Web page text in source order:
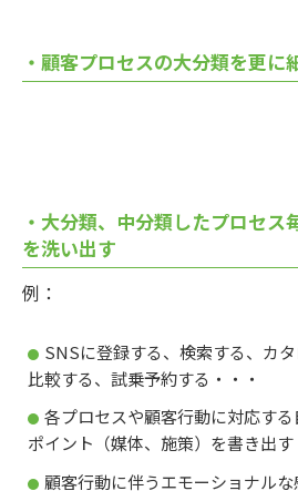
・顧客プロセスの大分類を更に
・大分類、中分類したプロセス
を洗い出す
例：
SNSに登録する、検索する、カ
比較する、試乗予約する・・・
各プロセスや顧客行動に対応す
ポイント（媒体、施策）を書き出す
顧客行動に伴うエモーショナルな